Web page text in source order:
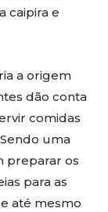
caipira e
a origem
dão conta
comidas
uma
preparar os
para as
até mesmo